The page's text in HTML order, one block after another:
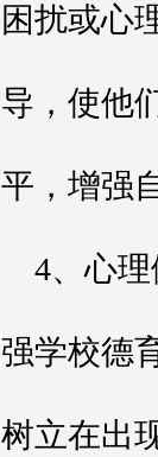
困扰或心
导，使他
平，增强
4、心
强学校德
树立在出